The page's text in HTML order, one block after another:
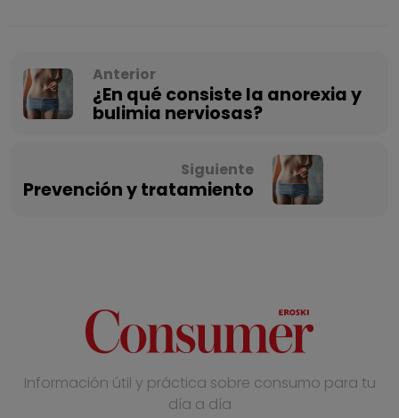
Anterior
¿En qué consiste la anorexia y
bulimia nerviosas?
Siguiente
Prevención y tratamiento
Información útil y práctica sobre consumo para tu
día a día